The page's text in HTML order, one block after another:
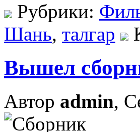
Рубрики:
Шань, талгар
Вышел
Автор admin,